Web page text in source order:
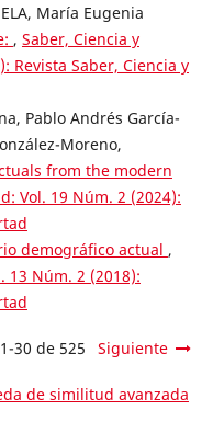
María Eugenia
, Saber, Ciencia y
Revista Saber, Ciencia y
Pablo Andrés García-
Moreno,
from the modern
Vol. 19 Núm. 2 (2024):
demográfico actual ,
13 Núm. 2 (2018):
30 de 525 Siguiente
de similitud avanzada